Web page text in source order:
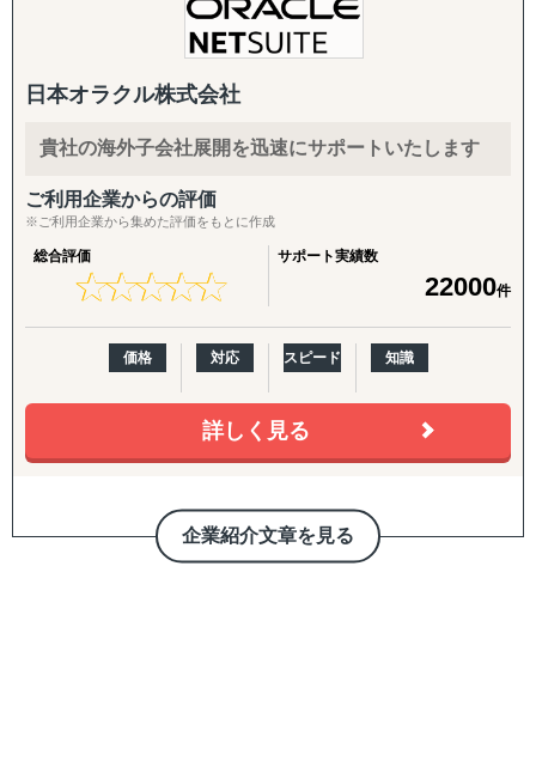
など国要件に対応した固定資産機能、IFRSでの連結決算に
対応したリース資産管理機能、立替経費精算機能、連結会
るマネジメントコックピット機能、VAT申告書、源泉徴収
応した機能を実現しています。こうした機能を低価格で、
のスムーズなビジネス展開を後押しし、連結決算の早期化
や内部統制の強化、海外子会社の不正防止に大きく貢献し
ます。
また、弊社はERPだけではなく、そのツールを使って海外
拠点の経理業務を代行するアウトソーシングサービス『海
外クラウド経理部』も提供しています。海外単拠点の経理
業の一部といった、ちょっとした業務の代行も対応してい
ソーシングサービスも行っています。海外現地で人事スタ
ッフを雇用することなく、海外人事・給与計算業務を運用
することができるアウトソーシングサービスです。世界の
日本オラクル株式会社
貴社の海外子会社展開を迅速にサポートいたします
ご利用企業からの評価
※ご利用企業から集めた評価をもとに作成
総合評価
★★★★★
★★★★★
サポート実績数
22000件
価格 対応 スピード 知識
詳しく見る
企業紹介文章を見る
1998年、NetSuiteはクラウドコンピューティング革命の先
駆者として、世界で初めてインターネット上でビジネスア